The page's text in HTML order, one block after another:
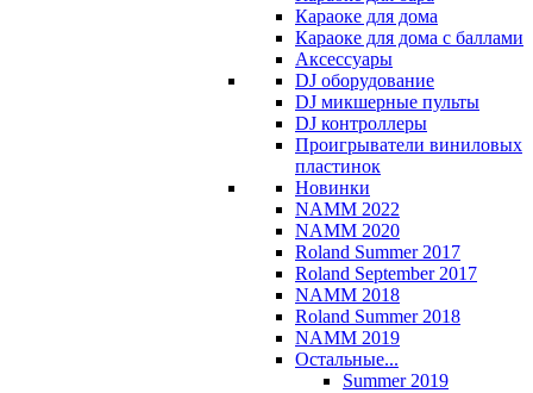
Караоке для дома
Караоке для дома с баллами
Аксессуары
DJ оборудование
DJ микшерные пульты
DJ контроллеры
Проигрыватели виниловых
пластинок
Новинки
NAMM 2022
NAMM 2020
Roland Summer 2017
Roland September 2017
NAMM 2018
Roland Summer 2018
NAMM 2019
Остальные...
Summer 2019